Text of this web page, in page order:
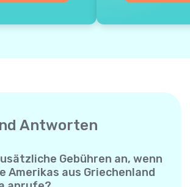
Antworten
Gebühren an, wenn
Amerikas aus Griechenland